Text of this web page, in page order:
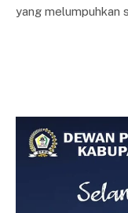
yang melumpuhkan